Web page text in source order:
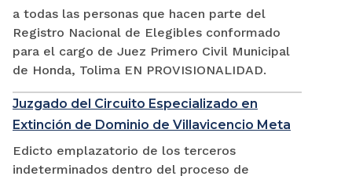
a todas las personas que hacen parte del
Registro Nacional de Elegibles conformado
para el cargo de Juez Primero Civil Municipal
de Honda, Tolima EN PROVISIONALIDAD.
Juzgado del Circuito Especializado en
Extinción de Dominio de Villavicencio Meta
Edicto emplazatorio de los terceros
indeterminados dentro del proceso de